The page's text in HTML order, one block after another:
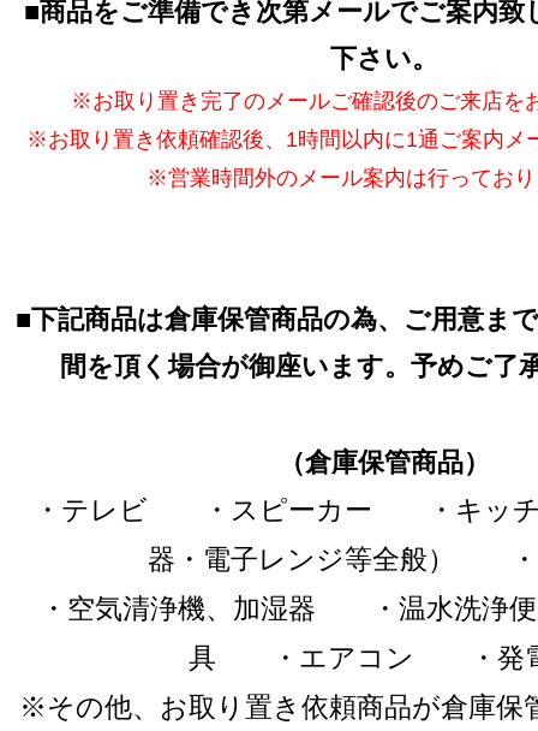
■商品をご準備でき次第メールでご案内致
下さい。
※お取り置き完了のメールご確認後のご来店を
※お取り置き依頼確認後、1時間以内に1通ご案内メ
※営業時間外のメール案内は行ってお
■下記商品は倉庫保管商品の為、ご用意ま
間を頂く場合が御座います。予めご了
（倉庫保管商品）
・テレビ ・スピーカー ・キッチ
器・電子レンジ等全般） ・
・空気清浄機、加湿器 ・温水洗
具 ・エアコン ・発
※その他、お取り置き依頼商品が倉庫保